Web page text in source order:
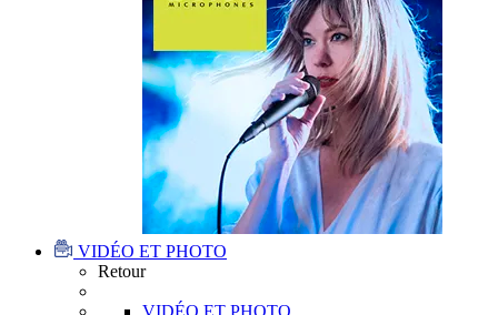
VIDÉO ET PHOTO
Retour
VIDÉO ET PHOTO